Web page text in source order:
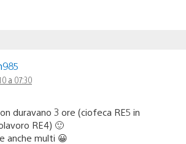
a 07:30
duravano 3 ore (ciofeca RE5 in
RE4) 🙂
anche multi 😀